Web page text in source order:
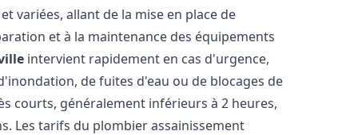
variées, allant de la mise en place de
et à la maintenance des équipements
intervient rapidement en cas d'urgence,
de fuites d'eau ou de blocages de
courts, généralement inférieurs à 2 heures,
Les tarifs du plombier assainissement